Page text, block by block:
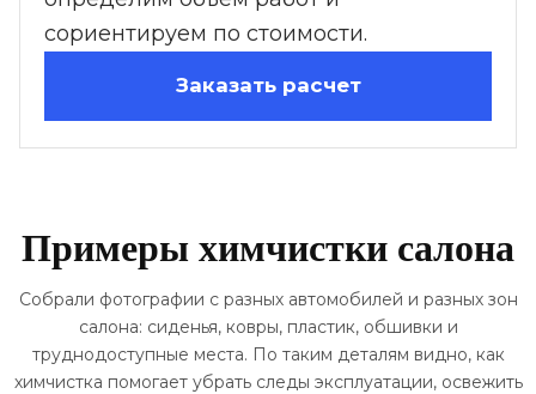
фотографии салона в WhatsApp или
Telegram — мы свяжемся, уточним
детали и предложим оптимальный
сориентируем по стоимости.
Заказать расчет
Примеры химчистки салона
Собрали фотографии с разных автомобилей и разных зон
салона: сиденья, ковры, пластик, обшивки и
труднодоступные места. По таким деталям видно, как
химчистка помогает убрать следы эксплуатации, освежить